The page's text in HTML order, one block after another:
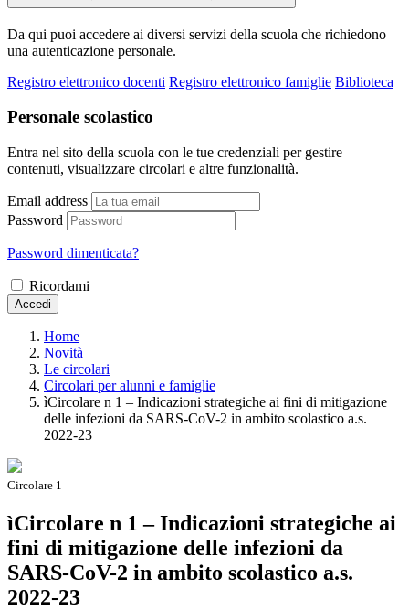
Da qui puoi accedere ai diversi servizi della scuola che richiedono
una autenticazione personale.
Registro elettronico docenti Registro elettronico famiglie Biblioteca
Personale scolastico
Entra nel sito della scuola con le tue credenziali per gestire
contenuti, visualizzare circolari e altre funzionalità.
Email address
Password
Password dimenticata?
Ricordami
Accedi
Home
Novità
Le circolari
Circolari per alunni e famiglie
ìCircolare n 1 – Indicazioni strategiche ai fini di mitigazione
delle infezioni da SARS-CoV-2 in ambito scolastico a.s.
2022-23
Circolare 1
ìCircolare n 1 – Indicazioni strategiche ai
fini di mitigazione delle infezioni da
SARS-CoV-2 in ambito scolastico a.s.
2022-23